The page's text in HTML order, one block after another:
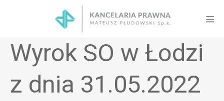
Wyrok SO w Łodzi
z dnia 31.05.2022